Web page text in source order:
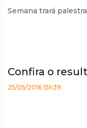
Semana trará
Confira o
25/05/2016 15h39